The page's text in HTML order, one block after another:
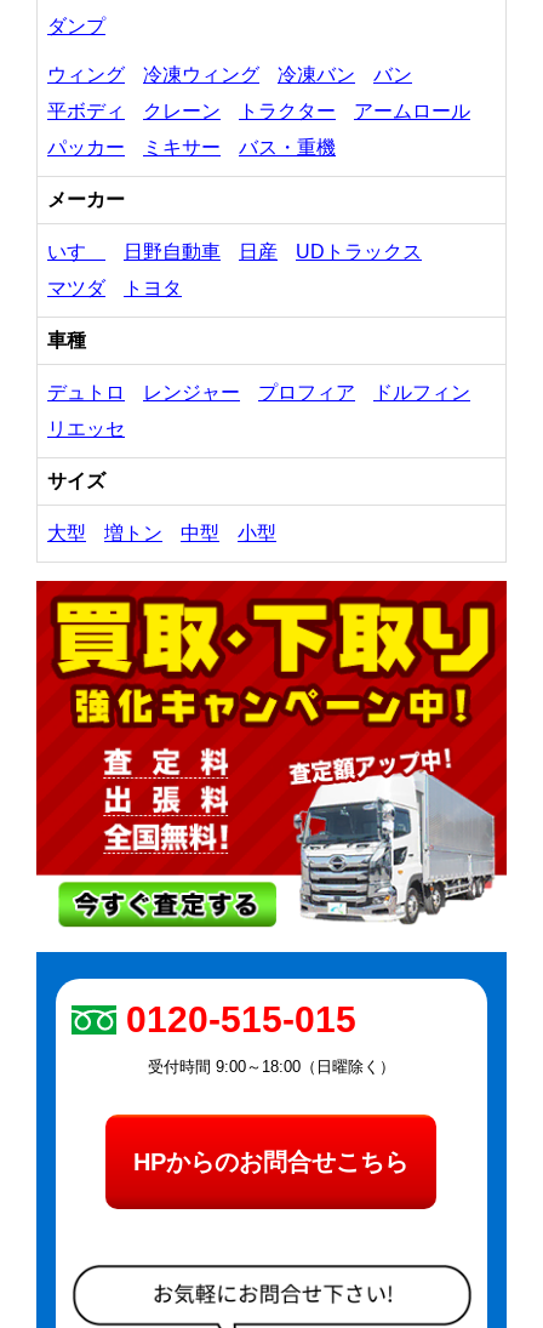
ダンプ
ウィング 冷凍ウィング 冷凍バン
バン
平ボディ
クレーン トラクター
アームロール
パッカー
ミキサー バス・重機
メーカー
いすゞ 日野自動車 日産
UDトラックス
マツダ
トヨタ
車種
デュトロ レンジャー プロフィア
ドルフィン
リエッセ
サイズ
大型 増トン 中型 小型
0120-515-015
受付時間 9:00～18:00（日曜除く）
HPからのお問合せこちら